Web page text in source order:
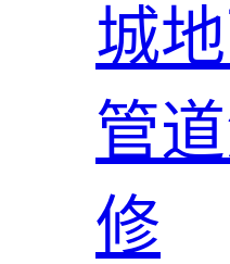
城
管
修